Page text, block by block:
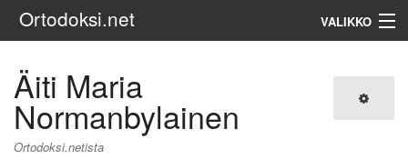
Ortodoksi.net VALIKKO
Haku
Äiti Maria
Normanbylainen
Ortodoksi.netista